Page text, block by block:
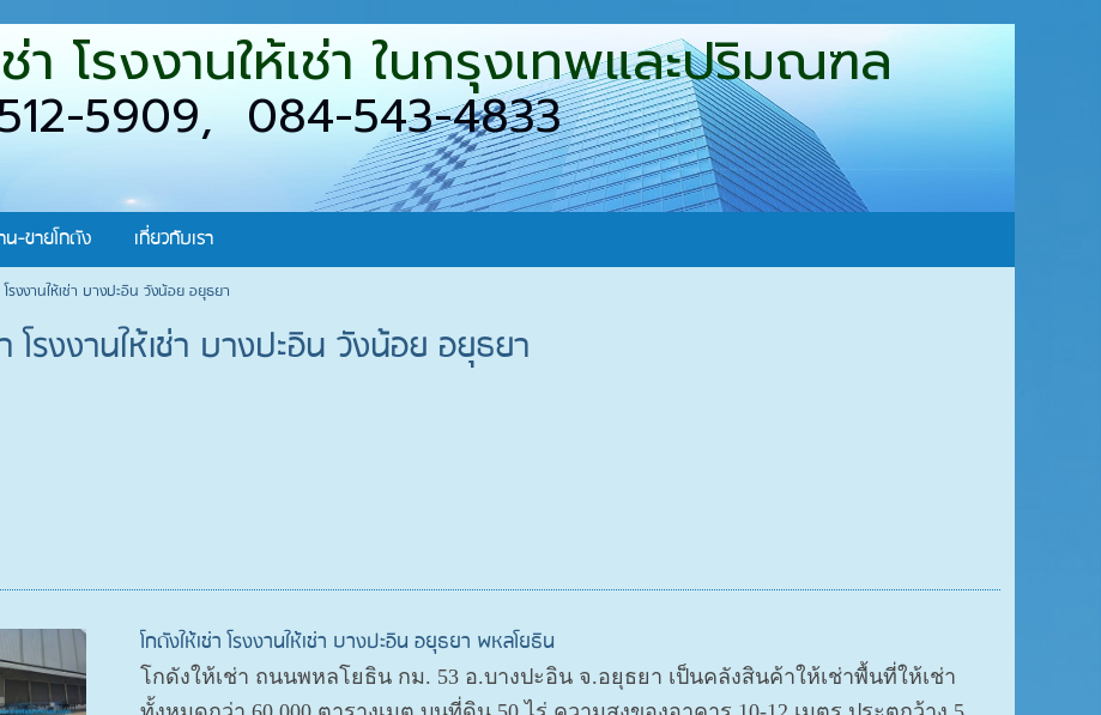
า โรงงานให้เช่า ในกรุงเทพและปริมณฑล
5909, 084-543-4833
น-ขายโกดัง เกี่ยวกับเรา
โรงงานให้เช่า บางปะอิน วังน้อย อยุธยา
โรงงานให้เช่า บางปะอิน วังน้อย อยุธยา
โกดังให้เช่า โรงงานให้เช่า บางปะอิน อยุธยา พหลโยธิน
โกดังให้เช่า ถนนพหลโยธิน กม. 53 อ.บางปะอิน จ.อยุธยา เป็นคลังสินค้าให้เช่าพื้นที่ให้เช่า